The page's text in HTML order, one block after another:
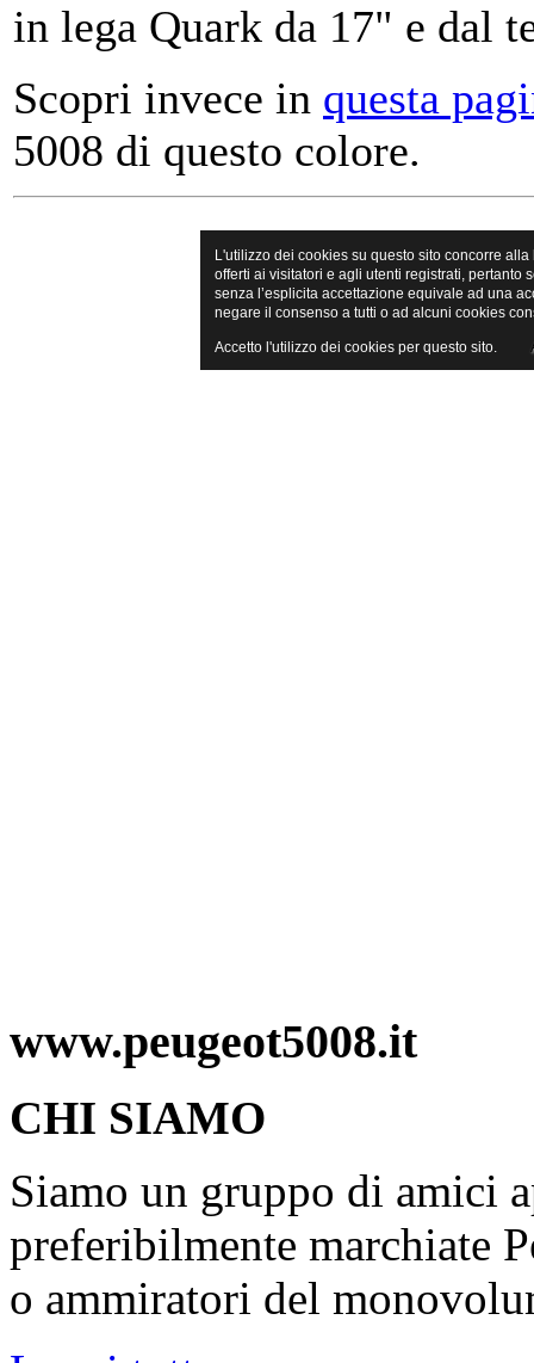
in lega Quark da 17" e dal
Scopri invece in questa
5008 di questo colore.
www.peugeot5008.it
CHI SIAMO
Siamo un gruppo di amici
preferibilmente marchiate
o ammiratori del